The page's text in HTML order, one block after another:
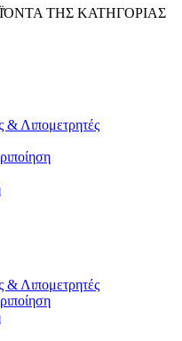
ΤΗΣ ΚΑΤΗΓΟΡΙΑΣ
& Λιπομετρητές
& Λιπομετρητές